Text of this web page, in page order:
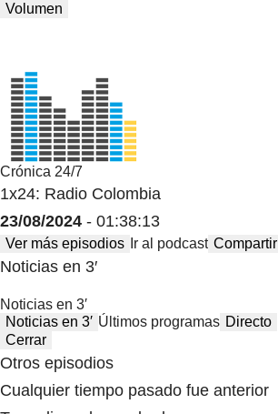
Volumen
Crónica 24/7
1x24: Radio Colombia
23/08/2024 - 01:38:13
Ver más episodios Ir al podcast Compartir
Noticias en 3′
Noticias en 3′
Noticias en 3′ Últimos programas Directo
Cerrar
Otros episodios
Cualquier tiempo pasado fue anterior